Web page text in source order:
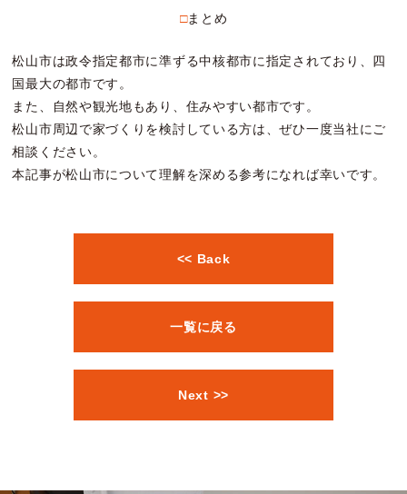
□まとめ
松山市は政令指定都市に準ずる中核都市に指定されており、四
国最大の都市です。
また、自然や観光地もあり、住みやすい都市です。
松山市周辺で家づくりを検討している方は、ぜひ一度当社にご
相談ください。
本記事が松山市について理解を深める参考になれば幸いです。
<< Back
一覧に戻る
Next >>